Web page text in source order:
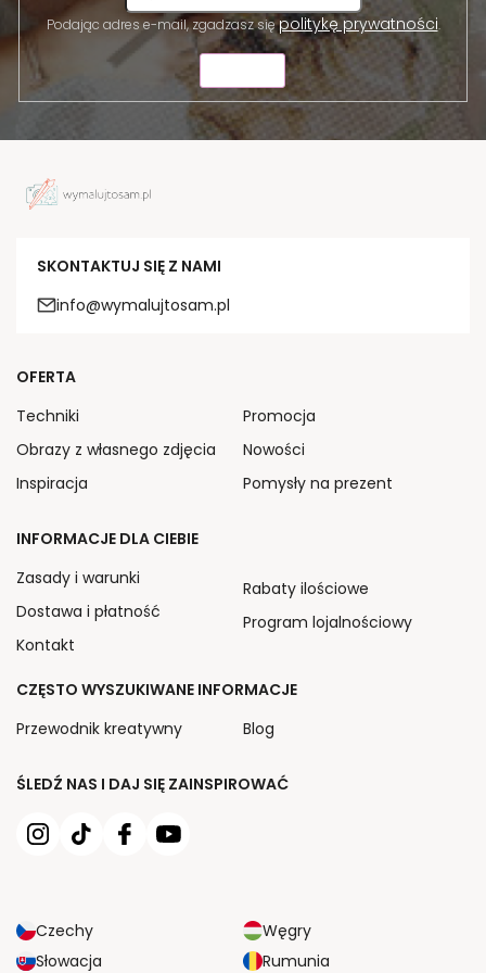
Podając adres e-mail, zgadzasz siępolitykę prywatności.
SKONTAKTUJ SIĘ Z NAMI
info@wymalujtosam.pl
ŚLEDŹ NAS I DAJ SIĘ ZAINSPIROWAĆ
Czechy
Węgry
Słowacja
Rumunia
OFERTA
Techniki
Obrazy z własnego zdjęcia
Inspiracja
Promocja
Nowości
Pomysły na prezent
INFORMACJE DLA CIEBIE
Zasady i warunki
Dostawa i płatność
Kontakt
Rabaty ilościowe
Program lojalnościowy
CZĘSTO WYSZUKIWANE INFORMACJE
Przewodnik kreatywny
Blog